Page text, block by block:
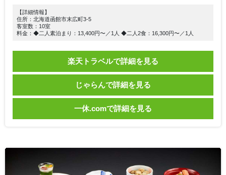
【詳細情報】
住所：北海道函館市末広町3-5
客室数：10室
料金：◆二人素泊まり：13,400円〜／1人 ◆二人2食：16,300円〜／1人
楽天トラベルで詳細を見る
じゃらんで詳細を見る
一休.comで詳細を見る